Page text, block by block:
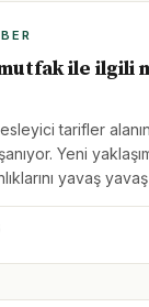
ile ilgili
tarifler
Yeni
yavaş